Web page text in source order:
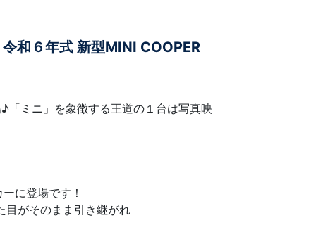
和６年式 新型MINI COOPER
ミニ」を象徴する王道の１台は写真映
に登場です！
目がそのまま引き継がれ